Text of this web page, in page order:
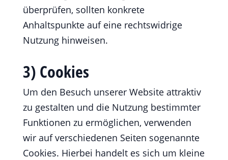
überprüfen, sollten konkrete
Anhaltspunkte auf eine rechtswidrige
Nutzung hinweisen.
3) Cookies
Um den Besuch unserer Website attraktiv
zu gestalten und die Nutzung bestimmter
Funktionen zu ermöglichen, verwenden
wir auf verschiedenen Seiten sogenannte
Cookies. Hierbei handelt es sich um kleine